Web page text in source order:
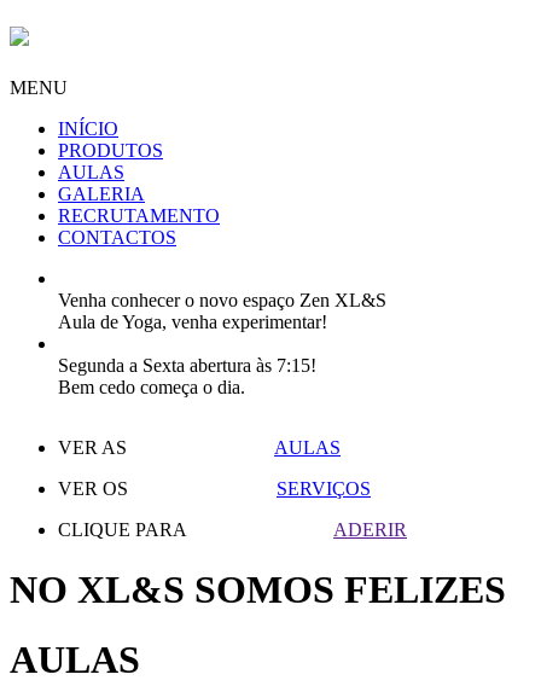
MENU
INÍCIO
PRODUTOS
AULAS
GALERIA
RECRUTAMENTO
CONTACTOS
Venha conhecer o novo espaço Zen XL&S
Aula de Yoga, venha experimentar!
Segunda a Sexta abertura às 7:15!
Bem cedo começa o dia.
VER AS
AULAS
VER OS
SERVIÇOS
CLIQUE PARA
ADERIR
NO XL&S SOMOS FELIZES
AULAS